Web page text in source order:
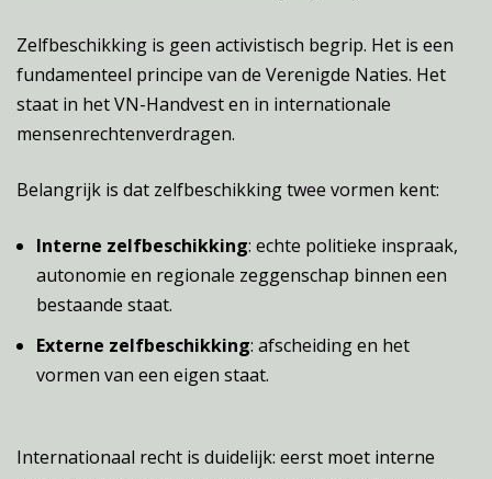
Zelfbeschikking is geen activistisch begrip. Het is een
fundamenteel principe van de Verenigde Naties. Het
staat in het VN-Handvest en in internationale
mensenrechtenverdragen.
Belangrijk is dat zelfbeschikking twee vormen kent:
Interne zelfbeschikking: echte politieke inspraak,
autonomie en regionale zeggenschap binnen een
bestaande staat.
Externe zelfbeschikking: afscheiding en het
vormen van een eigen staat.
Internationaal recht is duidelijk: eerst moet interne